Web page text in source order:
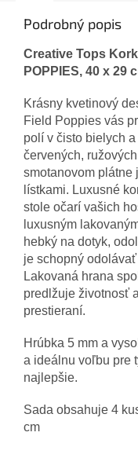
Podrobný popis
Creative Tops
POPPIES, 40 x 29
Krásny kvetinový
Field Poppies vás
polí v čisto bielych
červených,
smotanovom plátne
lístkami. Luxusné
stole očarí vašich
luxusným
hebký na dotyk,
je schopný
Lakovaná hrana
predlžuje životnosť
prestieraní.
Hrúbka 5 mm a
a ideálnu voľbu pre
najlepšie.
Sada obsahuje 4
cm